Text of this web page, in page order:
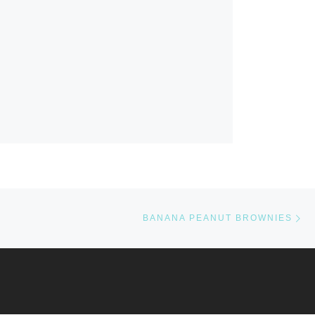
BANANA PEANUT BROWNIES